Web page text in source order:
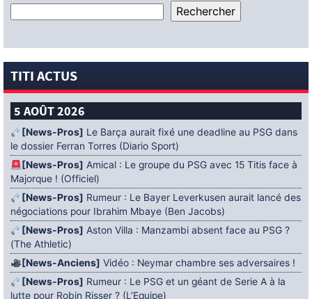
TITI ACTUS
5 AOÛT 2026
[News-Pros] Le Barça aurait fixé une deadline au PSG dans
le dossier Ferran Torres (Diario Sport)
[News-Pros] Amical : Le groupe du PSG avec 15 Titis face à
Majorque ! (Officiel)
[News-Pros] Rumeur : Le Bayer Leverkusen aurait lancé des
négociations pour Ibrahim Mbaye (Ben Jacobs)
[News-Pros] Aston Villa : Manzambi absent face au PSG ?
(The Athletic)
[News-Anciens] Vidéo : Neymar chambre ses adversaires !
[News-Pros] Rumeur : Le PSG et un géant de Serie A à la
lutte pour Robin Risser ? (L’Equipe)